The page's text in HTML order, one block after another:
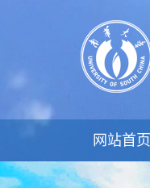
网站首页